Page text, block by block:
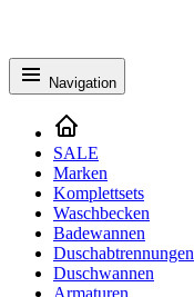
Navigation
SALE
Marken
Komplettsets
Waschbecken
Badewannen
Duschabtrennungen
Duschwannen
Armaturen